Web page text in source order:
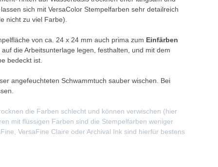
sich mit VersaColor Stempelfarben sehr detailreich
nicht zu viel Farbe).
von ca. 24 x 24 mm auch prima zum Einfärben
die Arbeitsunterlage legen, festhalten, und mit dem
bedeckt ist.
angefeuchteten Schwammtuch sauber wischen. Bei
die Farben schlecht und können verwischen (hier
mit flüssigen Farben sind die Stempelfarben weniger
VersaFine Claire oder Archival Ink sind hierfür bestens